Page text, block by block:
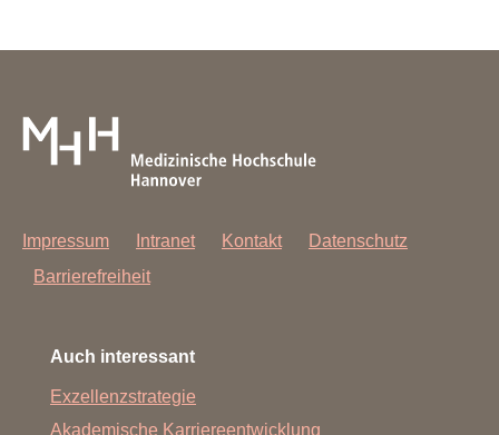
Impressum Intranet Kontakt
Datenschutz
Barrierefreiheit
Auch interessant
Exzellenzstrategie
Akademische Karriereentwicklung